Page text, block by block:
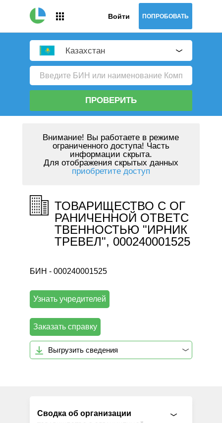
Войти ПОПРОБОВАТЬ
Казахстан
ПРОВЕРИТЬ
Внимание! Вы работаете в режиме
ограниченного доступа! Часть
информации скрыта.
Для отображения скрытых данных
приобретите доступ
ТОВАРИЩЕСТВО С ОГ
РАНИЧЕННОЙ ОТВЕТС
ТВЕННОСТЬЮ "ИРНИК
ТРЕВЕЛ", 000240001525
БИН - 000240001525
Узнать учредителей
Заказать справку
Выгрузить сведения
Сводка об организации